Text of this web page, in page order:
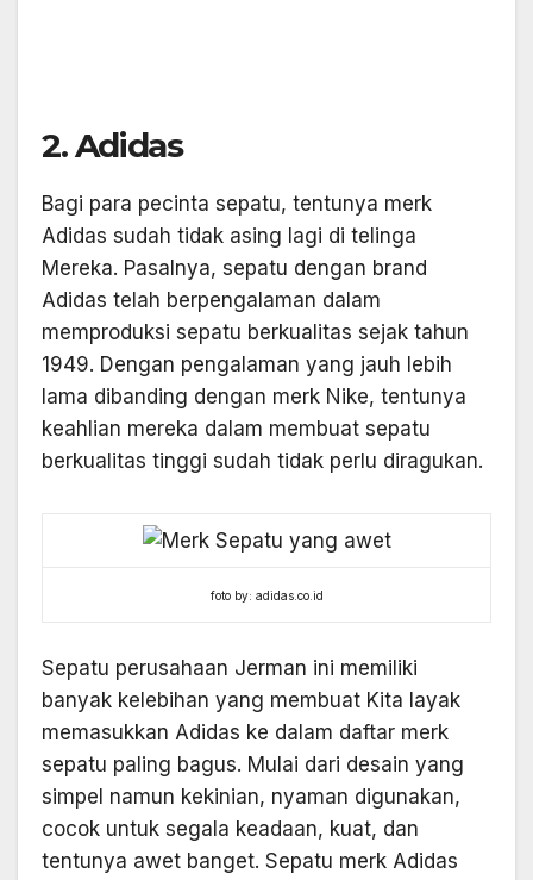
2. Adidas
Bagi para pecinta sepatu, tentunya merk
Adidas sudah tidak asing lagi di telinga
Mereka. Pasalnya, sepatu dengan brand
Adidas telah berpengalaman dalam
memproduksi sepatu berkualitas sejak tahun
1949. Dengan pengalaman yang jauh lebih
lama dibanding dengan merk Nike, tentunya
keahlian mereka dalam membuat sepatu
berkualitas tinggi sudah tidak perlu diragukan.
foto by: adidas.co.id
Sepatu perusahaan Jerman ini memiliki
banyak kelebihan yang membuat Kita layak
memasukkan Adidas ke dalam daftar merk
sepatu paling bagus. Mulai dari desain yang
simpel namun kekinian, nyaman digunakan,
cocok untuk segala keadaan, kuat, dan
tentunya awet banget. Sepatu merk Adidas